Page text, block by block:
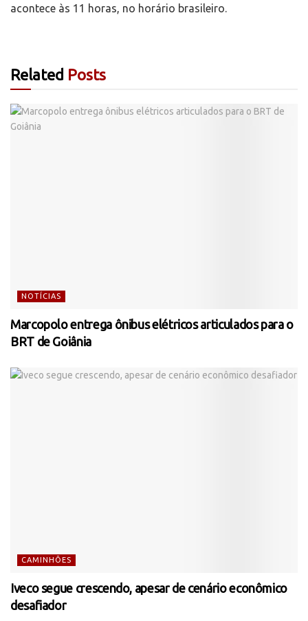
acontece às 11 horas, no horário brasileiro.
Related Posts
NOTÍCIAS
Marcopolo entrega ônibus elétricos articulados para o
BRT de Goiânia
CAMINHÕES
Iveco segue crescendo, apesar de cenário econômico
desafiador